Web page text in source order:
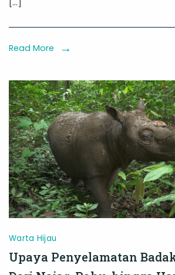
Read More
Warta Hijau
Upaya Penyelamatan